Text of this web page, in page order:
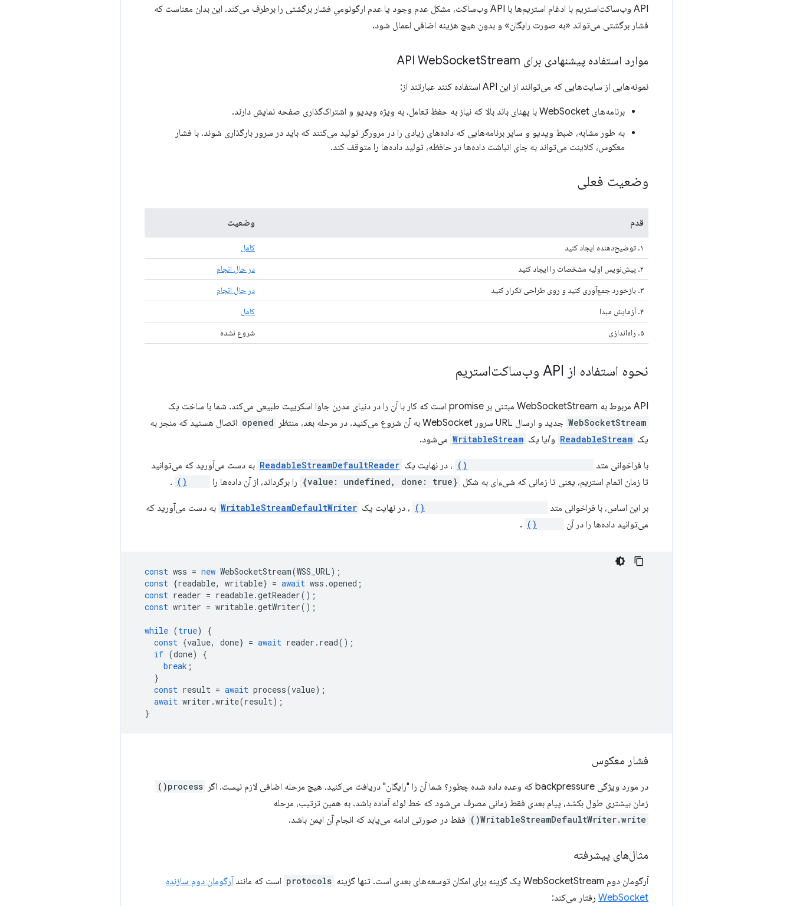
API وب‌ساکت‌استریم با ادغام استریم‌ها با API وب‌ساکت، مشکل عدم وجود یا عدم ارگونومیِ فشار برگشتی را برطرف می‌کند. این بدان معناست که
فشار برگشتی می‌تواند «به صورت رایگان» و بدون هیچ هزینه اضافی اعمال شود.
موارد استفاده پیشنهادی برای API Web SocketStream
نمونه‌هایی از سایت‌هایی که می‌توانند از این API استفاده کنند عبارتند از:
برنامه‌های WebSocket با پهنای باند بالا که نیاز به حفظ تعامل، به ویژه ویدیو و اشتراک‌گذاری صفحه نمایش دارند.
به طور مشابه، ضبط ویدیو و سایر برنامه‌هایی که داده‌های زیادی را در مرورگر تولید می‌کنند که باید در سرور بارگذاری شوند. با فشار
معکوس، کلاینت می‌تواند به جای انباشت داده‌ها در حافظه، تولید داده‌ها را متوقف کند.
وضعیت فعلی
قدم وضعیت
۱. توضیح‌دهنده ایجاد کنید
کامل
۲. پیش‌نویس اولیه مشخصات را ایجاد کنید
در حال انجام
۳. بازخورد جمع‌آوری کنید و روی طراحی تکرار کنید
در حال انجام
۴. آزمایش مبدا
کامل
۵. راه‌اندازی
شروع نشده
نحوه استفاده از API وب‌ساکت‌استریم
API مربوط به WebSocketStream مبتنی بر promise است که کار با آن را در دنیای مدرن جاوا اسکریپت طبیعی می‌کند. شما با ساخت یک
WebSocketStream جدید و ارسال URL سرور WebSocket به آن شروع می‌کنید. در مرحله بعد، منتظر opened اتصال هستید که منجر به
یک ReadableStream و/یا یک WritableStream می‌شود.
با فراخوانی متد ، در نهایت یک ReadableStreamDefaultReader به دست می‌آورید که می‌توانید
تا زمان اتمام استریم، یعنی تا زمانی که شیء‌ای به شکل {value: undefined, done: true} را برگرداند، از آن داده‌ها را .
بر این اساس، با فراخوانی متد ، در نهایت یک WritableStreamDefaultWriter به دست می‌آورید که
می‌توانید داده‌ها را در آن
.
const wss = new WebSocketStream(WSS_URL);
const {readable, writable} = await wss .opened ;
const reader = readable.getReader();
const writer = writable.getWriter();
while (true)
{
const {value, done} = await reader . read();
if (done)
{
break ;
}
const result = await process(value);
await writer .write(result);
}
فشار معکوس
در مورد ویژگی backpressure که وعده داده شده چطور؟ شما آن را "رایگان" دریافت می‌کنید، هیچ مرحله اضافی لازم نیست. اگر process()
زمان بیشتری طول بکشد، پیام بعدی فقط زمانی مصرف می‌شود که خط لوله آماده باشد. به همین ترتیب، مرحله
WritableStreamDefaultWriter.write() فقط در صورتی ادامه می‌یابد که انجام آن ایمن باشد.
مثال‌های پیشرفته
آرگومان دوم WebSocketStream یک گزینه برای امکان توسعه‌های بعدی است. تنها گزینه protocols است که مانند آرگومان دوم سازنده
WebSocket رفتار می‌کند: